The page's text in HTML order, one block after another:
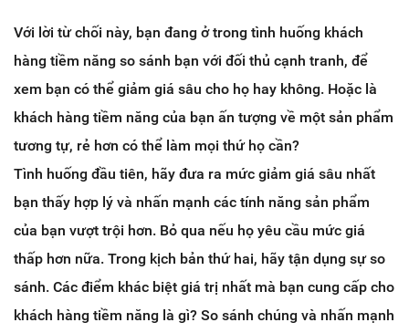
Với lời từ chối này, bạn đang ở trong tình huống khách
hàng tiềm năng so sánh bạn với đối thủ cạnh tranh, để
xem bạn có thể giảm giá sâu cho họ hay không. Hoặc là
khách hàng tiềm năng của bạn ấn tượng về một sản phẩm
tương tự, rẻ hơn có thể làm mọi thứ họ cần?
Tình huống đầu tiên, hãy đưa ra mức giảm giá sâu nhất
bạn thấy hợp lý và nhấn mạnh các tính năng sản phẩm
của bạn vượt trội hơn. Bỏ qua nếu họ yêu cầu mức giá
thấp hơn nữa. Trong kịch bản thứ hai, hãy tận dụng sự so
sánh. Các điểm khác biệt giá trị nhất mà bạn cung cấp cho
khách hàng tiềm năng là gì? So sánh chúng và nhấn mạnh